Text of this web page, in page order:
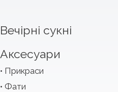
Вечірні сукні
Аксесуари
Прикраси
Фати